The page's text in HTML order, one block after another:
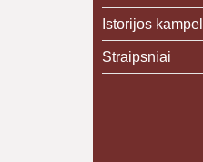
Istorijos
Straipsniai